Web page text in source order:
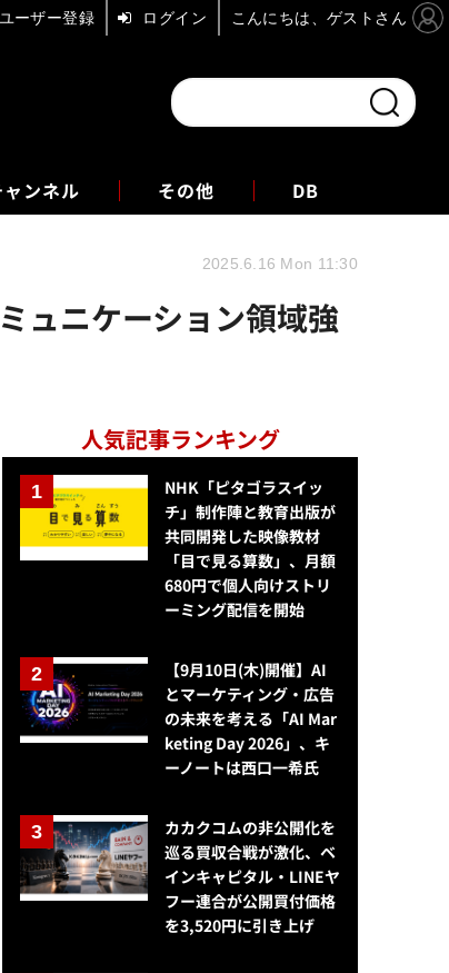
ンネル
ム その他 DB
ュニケーション領域強
2025.6.16 Mon 11:30
ット広告社がSOBAプロジェクトを買収・・・ビジュアルコ
人気記事ランキング
NHK「ピタゴラスイッ
チ」制作陣と教育出版が
共同開発した映像教材
「目で見る算数」、月額
680円で個人向けストリ
ーミング配信を開始
【9月10日(木)開催】AI
とマーケティング・広告
の未来を考える「AI Mar
keting Day 2026」、キ
ーノートは西口一希氏
カカクコムの非公開化を
巡る買収合戦が激化、ベ
インキャピタル・LINEヤ
フー連合が公開買付価格
を3,520円に引き上げ
ユーザー登録 ログイン こんにちは、ゲストさん